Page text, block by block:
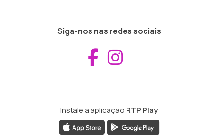
Siga-nos nas redes sociais
Aceder ao
Instale a aplicação RTP Play